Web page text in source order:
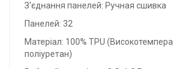
З'єднання панелей: Ручная сшивка
Панелей: 32
Матеріал: 100% TPU
поліуретан)